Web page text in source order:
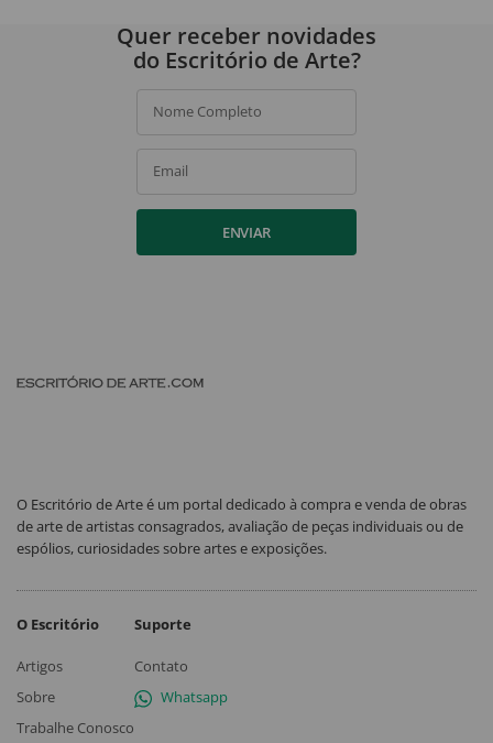
Quer receber novidades
do Escritório de Arte?
Nome Completo
Email
ENVIAR
O Escritório de Arte é um portal dedicado à compra e venda de obras
de arte de artistas consagrados, avaliação de peças individuais ou de
espólios, curiosidades sobre artes e exposições.
O Escritório
Artigos
Sobre
Trabalhe Conosco
Suporte
Contato
Whatsapp